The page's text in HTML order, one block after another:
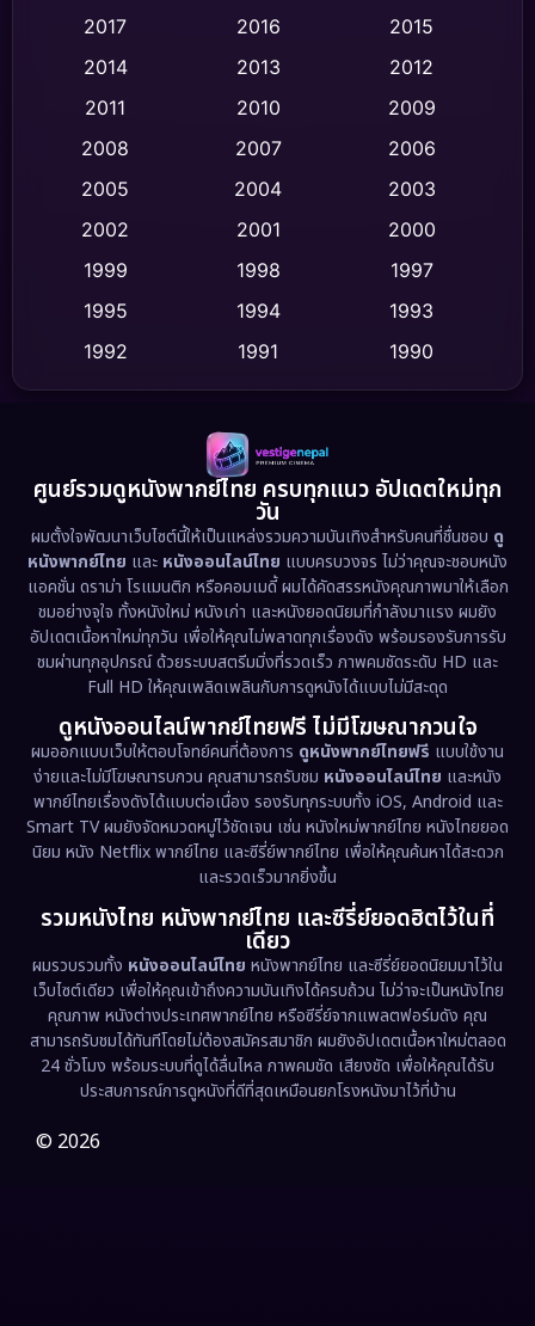
Comedy ตลก (446)
Crime อาชญากรรม (520)
Cult Film
Dance เต้น (10)
Detective สืบสวน (75)
Disaster (13)
Disney+ (5)
Documentary สารคดี (93)
Drama ดราม่า (1,486)
Dystopian (17)
Emotional (61)
Epic มหากาพย์ (221)
Erotic (36)
Family ครอบครัว (369)
Fantasy จินตนาการ (331)
Fiction (9)
Film (57)
Gothic
2017
2016
2015
2014
2013
2012
2011
2010
2009
2008
2007
2006
2005
2004
2003
2002
2001
2000
1999
1998
1997
1995
1994
1993
1992
1991
1990
1989
1988
1986
1983
1978
1974
1962
ศูนย์รวมดูหนังพากย์ไทย ครบทุกแนว อัปเดตใหม่ทุก
วัน
ผมตั้งใจพัฒนาเว็บไซต์นี้ให้เป็นแหล่งรวมความบันเทิงสำหรับคนที่ชื่นชอบ ดู
หนังพากย์ไทย และ หนังออนไลน์ไทย แบบครบวงจร ไม่ว่าคุณจะชอบหนัง
แอคชั่น ดราม่า โรแมนติก หรือคอมเมดี้ ผมได้คัดสรรหนังคุณภาพมาให้เลือก
ชมอย่างจุใจ ทั้งหนังใหม่ หนังเก่า และหนังยอดนิยมที่กำลังมาแรง ผมยัง
อัปเดตเนื้อหาใหม่ทุกวัน เพื่อให้คุณไม่พลาดทุกเรื่องดัง พร้อมรองรับการรับ
ชมผ่านทุกอุปกรณ์ ด้วยระบบสตรีมมิ่งที่รวดเร็ว ภาพคมชัดระดับ HD และ
Full HD ให้คุณเพลิดเพลินกับการดูหนังได้แบบไม่มีสะดุด
ดูหนังออนไลน์พากย์ไทยฟรี ไม่มีโฆษณากวนใจ
ผมออกแบบเว็บให้ตอบโจทย์คนที่ต้องการ ดูหนังพากย์ไทยฟรี แบบใช้งาน
ง่ายและไม่มีโฆษณารบกวน คุณสามารถรับชม หนังออนไลน์ไทย และหนัง
พากย์ไทยเรื่องดังได้แบบต่อเนื่อง รองรับทุกระบบทั้ง iOS, Android และ
Smart TV ผมยังจัดหมวดหมู่ไว้ชัดเจน เช่น หนังใหม่พากย์ไทย หนังไทยยอด
นิยม หนัง Netflix พากย์ไทย และซีรี่ย์พากย์ไทย เพื่อให้คุณค้นหาได้สะดวก
และรวดเร็วมากยิ่งขึ้น
รวมหนังไทย หนังพากย์ไทย และซีรี่ย์ยอดฮิตไว้ในที่
เดียว
ผมรวบรวมทั้ง หนังออนไลน์ไทย หนังพากย์ไทย และซีรี่ย์ยอดนิยมมาไว้ใน
เว็บไซต์เดียว เพื่อให้คุณเข้าถึงความบันเทิงได้ครบถ้วน ไม่ว่าจะเป็นหนังไทย
คุณภาพ หนังต่างประเทศพากย์ไทย หรือซีรี่ย์จากแพลตฟอร์มดัง คุณ
สามารถรับชมได้ทันทีโดยไม่ต้องสมัครสมาชิก ผมยังอัปเดตเนื้อหาใหม่ตลอด
24 ชั่วโมง พร้อมระบบที่ดูได้ลื่นไหล ภาพคมชัด เสียงชัด เพื่อให้คุณได้รับ
ประสบการณ์การดูหนังที่ดีที่สุดเหมือนยกโรงหนังมาไว้ที่บ้าน
© 2026